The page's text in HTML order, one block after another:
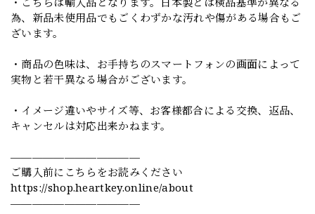
為、新品未使用品でもごくわずかな汚れや傷がある場合もご
ざいます。
・商品の色味は、お手持ちのスマートフォンの画面によって
実物と若干異なる場合がございます。
・イメージ違いやサイズ等、お客様都合による交換、返品、
キャンセルは対応出来かねます。
————————————
ご購入前にこちらをお読みください
https://shop.heartkey.online/about
————————————